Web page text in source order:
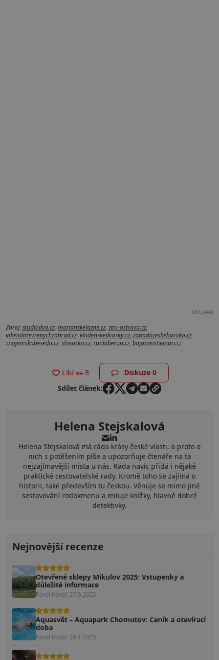
REKLAMA
Zdroj:studiodva.cz, marianskelazne.cz, zoo-ostrava.cz,
vikendotevrenychzahrad.cz, kladenskedvorky.cz, zapadoceskebaroko.cz,
znojemskabeseda.cz, slovacko.cz, runlaberun.cz, bojanovstivinari.cz
Diskuze0
Sdílet článek:
Helena Stejskalová
Helena Stejskalová má ráda krásy české vlasti, a proto o
nich s potěšením píše a upozorňuje čtenáře na ta
nejzajímavější místa u nás. Ráda navíc přidá i nějaké
praktické cestovatelské rady. Kromě toho se zajímá o
historii, také především tu českou. Věnuje se mimo jiné
sestavování rodokmenu a miluje knížky, hlavně dobré
detektivky.
Nejnovější recenze
Otevřené sklepy Mikulov 2025: Vstupenky a
důležité informace
Pavel Kovář, 27.5.2025
Aquasvět – Aquapark Chomutov: Ceník a otevírací
doba
Pavel Kovář, 20.1.2025